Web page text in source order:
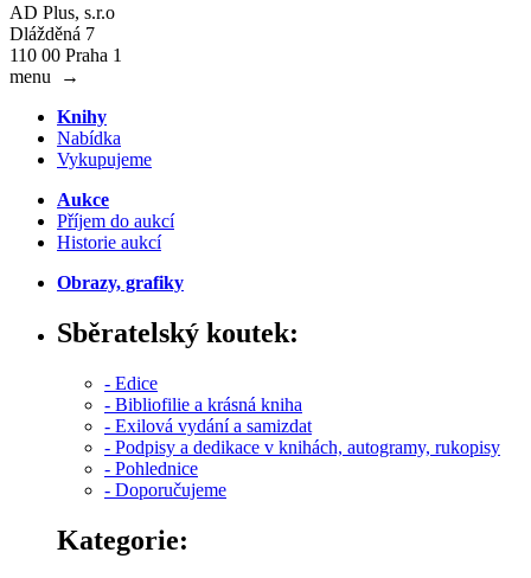
AD Plus, s.r.o
Dlážděná 7
110 00 Praha 1
menu
→
Knihy
Nabídka
Vykupujeme
Aukce
Příjem do aukcí
Historie aukcí
Obrazy, grafiky
Sběratelský koutek:
- Edice
- Bibliofilie a krásná kniha
- Exilová vydání a samizdat
- Podpisy a dedikace v knihách, autogramy, rukopisy
- Pohlednice
- Doporučujeme
Kategorie: